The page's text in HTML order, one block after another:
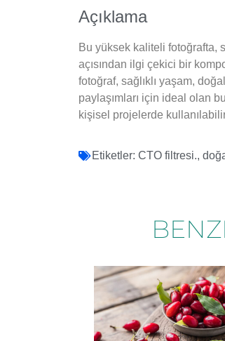
Açıklama
Bu yüksek kaliteli fotoğrafta,
açısından ilgi çekici bir
fotoğraf, sağlıklı yaşam,
paylaşımları için ideal olan
kişisel projelerde
Etiketler: CTO filtresi.,